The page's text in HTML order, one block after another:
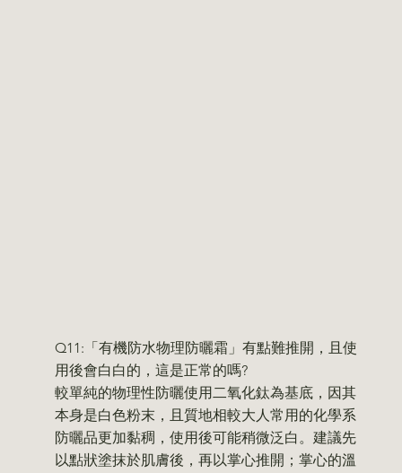
Q11:「有機防水物理防曬霜」有點難推開，且使
用後會白白的，這是正常的嗎?
較單純的物理性防曬使用二氧化鈦為基底，因其
本身是白色粉末，且質地相較大人常用的化學系
防曬品更加黏稠，使用後可能稍微泛白。建議先
以點狀塗抹於肌膚後，再以掌心推開；掌心的溫